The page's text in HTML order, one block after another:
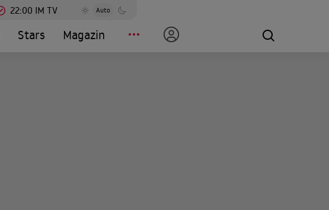
22:00 IM TV Auto
Stars Magazin